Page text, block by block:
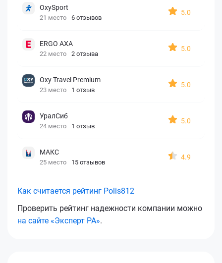
OxySport
21 место 6 отзывов
5.0
ERGO AXA
22 место 2 отзыва
5.0
Oxy Travel Premium
23 место 1 отзыв
5.0
УралСиб
24 место 1 отзыв
5.0
МАКС
25 место 15 отзывов
4.9
Как считается рейтинг Polis812
Проверить рейтинг надежности компании можно
на сайте «Эксперт РА».